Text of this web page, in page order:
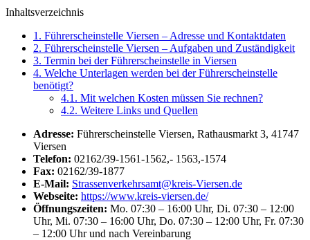
Inhaltsverzeichnis
1. Führerscheinstelle Viersen – Adresse und Kontaktdaten
2. Führerscheinstelle Viersen – Aufgaben und Zuständigkeit
3. Termin bei der Führerscheinstelle in Viersen
4. Welche Unterlagen werden bei der Führerscheinstelle
benötigt?
4.1. Mit welchen Kosten müssen Sie rechnen?
4.2. Weitere Links und Quellen
Adresse: Führerscheinstelle Viersen, Rathausmarkt 3, 41747
Viersen
Telefon: 02162/39-1561-1562,- 1563,-1574
Fax: 02162/39-1877
E-Mail: Strassenverkehrsamt@kreis-Viersen.de
Webseite: https://www.kreis-viersen.de/
Öffnungszeiten: Mo. 07:30 – 16:00 Uhr, Di. 07:30 – 12:00
Uhr, Mi. 07:30 – 16:00 Uhr, Do. 07:30 – 12:00 Uhr, Fr. 07:30
– 12:00 Uhr und nach Vereinbarung